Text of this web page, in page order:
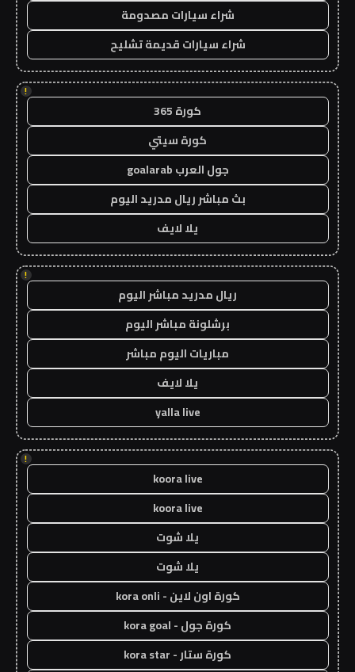
شراء سيارات مصدومة
شراء سيارات قديمة تشليح
!
كورة 365
كورة سيتي
جول العرب goalarab
بث مباشر ريال مدريد اليوم
يلا لايف
!
ريال مدريد مباشر اليوم
برشلونة مباشر اليوم
مباريات اليوم مباشر
يلا لايف
yalla live
!
koora live
koora live
يلا شوت
يلا شوت
كورة اون لاين - kora onli
كورة جول - kora goal
كورة ستار - kora star